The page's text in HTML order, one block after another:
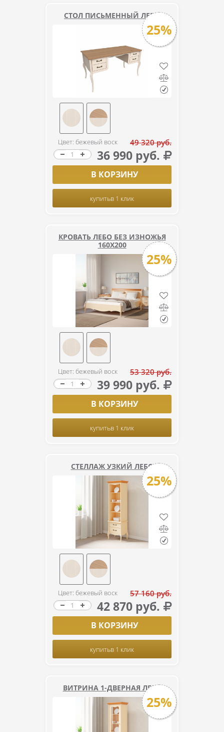
СТОЛ ПИСЬМЕННЫЙ ЛЕБО
25%
Цвет: бежевый воск 49 320 руб.
36 990 руб.
В КОРЗИНУ
купитьв 1 клик
КРОВАТЬ ЛЕБО БЕЗ ИЗНОЖЬЯ
160Х200
25%
Цвет: бежевый воск 53 320 руб.
39 990 руб.
В КОРЗИНУ
купитьв 1 клик
СТЕЛЛАЖ УЗКИЙ ЛЕБО
25%
Цвет: бежевый воск 57 160 руб.
42 870 руб.
В КОРЗИНУ
купитьв 1 клик
ВИТРИНА 1-ДВЕРНАЯ ЛЕБО
25%